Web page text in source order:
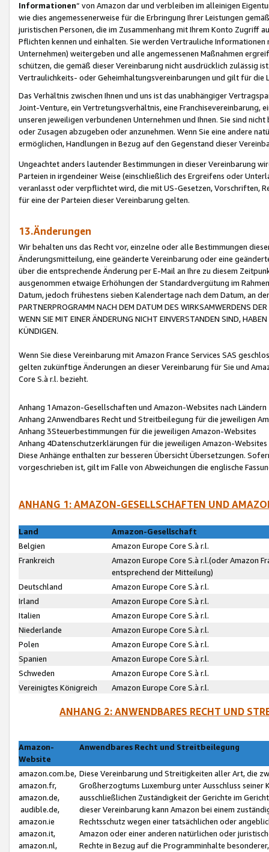
Informationen“ von Amazon dar und verbleiben im alleinigen
wie dies angemessenerweise für die Erbringung Ihrer Leistungen
juristischen Personen, die im Zusammenhang mit Ihrem Konto
Pflichten kennen und einhalten. Sie werden Vertrauliche
Unternehmen) weitergeben und alle angemessenen Maßnahmen
schützen, die gemäß dieser Vereinbarung nicht ausdrücklich zulässig
Vertraulichkeits- oder Geheimhaltungsvereinbarungen und gilt für die
Das Verhältnis zwischen Ihnen und uns ist das unabhängiger
Joint-Venture, ein Vertretungsverhältnis, eine Franchisevereinbarung,
unseren jeweiligen verbundenen Unternehmen und Ihnen. Sie sind
oder Zusagen abzugeben oder anzunehmen. Wenn Sie eine andere
ermöglichen, Handlungen in Bezug auf den Gegenstand dieser
Ungeachtet anders lautender Bestimmungen in dieser Vereinbarung
Parteien in irgendeiner Weise (einschließlich des Ergreifens oder
veranlasst oder verpflichtet wird, die mit US-Gesetzen, Vorschriften,
für eine der Parteien dieser Vereinbarung gelten.
13.Änderungen
Wir behalten uns das Recht vor, einzelne oder alle Bestimmungen
Änderungsmitteilung, eine geänderte Vereinbarung oder eine
über die entsprechende Änderung per E-Mail an Ihre zu diesem
ausgenommen etwaige Erhöhungen der Standardvergütung im
Datum, jedoch frühestens sieben Kalendertage nach dem Datum, an
PARTNERPROGRAMM NACH DEM DATUM DES WIRKSAMWERDENS
WENN SIE MIT EINER ÄNDERUNG NICHT EINVERSTANDEN SIND,
KÜNDIGEN.
Wenn Sie diese Vereinbarung mit Amazon France Services SAS
gelten zukünftige Änderungen an dieser Vereinbarung für Sie und
Core S.à r.l. bezieht.
Anhang 1Amazon-Gesellschaften und Amazon-Websites nach Ländern
Anhang 2Anwendbares Recht und Streitbeilegung für die jeweiligen
Anhang 3Steuerbestimmungen für die jeweiligen Amazon-Websites
Anhang 4Datenschutzerklärungen für die jeweiligen Amazon-Websites
Diese Anhänge enthalten zur besseren Übersicht Übersetzungen.
vorgeschrieben ist, gilt im Falle von Abweichungen die englische
ANHANG 1: AMAZON-GESELLSCHAFTEN UND
Land
Amazon-Gesellschaft
Belgien
Amazon Europe Core S.à r.l.
Frankreich
Amazon Europe Core S.à r.l.(oder Amazon
entsprechend der Mitteilung)
Deutschland
Amazon Europe Core S.à r.l.
Irland
Amazon Europe Core S.à r.l.
Italien
Amazon Europe Core S.à r.l.
Niederlande
Amazon Europe Core S.à r.l.
Polen
Amazon Europe Core S.à r.l.
Spanien
Amazon Europe Core S.à r.l.
Schweden
Amazon Europe Core S.à r.l.
Vereinigtes Königreich
Amazon Europe Core S.à r.l.
ANHANG 2: ANWENDBARES RECHT UND
Amazon-
Website
Anwendbares Recht und Streitbeilegung
amazon.com.be,
amazon.fr,
amazon.de,
audible.de,
amazon.ie
amazon.it,
amazon.nl,
Diese Vereinbarung und Streitigkeiten aller Art, die
Großherzogtums Luxemburg unter Ausschluss
ausschließlichen Zuständigkeit der Gerichte im
dieser Vereinbarung kann Amazon bei einem
Rechtsschutz wegen einer tatsächlichen oder
Amazon oder einer anderen natürlichen oder
Rechte in Bezug auf die Programminhalte